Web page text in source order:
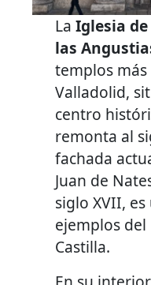
LaIglesia
las
templos
Valladolid,
centro
remonta al
fachada
Juan de
siglo XVII,
ejemplos del
Castilla.